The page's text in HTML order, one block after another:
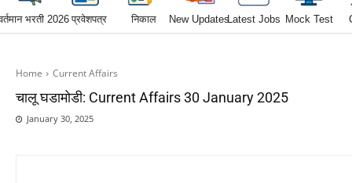
भरती 2026प्रवेशपत्र निकाल New UpdatesLatest Jobs Mock Test
Home Current Affairs
चालू घडामोडी: Current Affairs 30 January 2025
January 30, 2025